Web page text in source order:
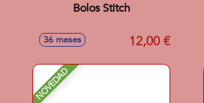
Bolos Stitch
36 meses 12,00 €
NOVEDAD